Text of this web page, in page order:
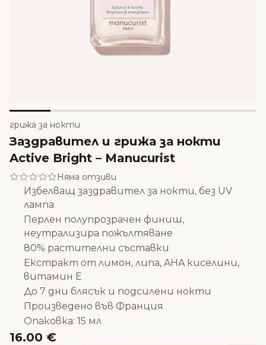
грижа за нокти
Заздравител и грижа за нокти
Active Bright – Manucurist
Няма отзиви
Избелващ заздравител за нокти, без UV
лампа
Перлен полупрозрачен финиш,
неутрализира пожълтяване
80% растителни съставки
Екстракт от лимон, липа, AHA киселини,
витамин Е
До 7 дни блясък и подсилени нокти
Произведено във Франция
Опаковка: 15 мл
16.00 €